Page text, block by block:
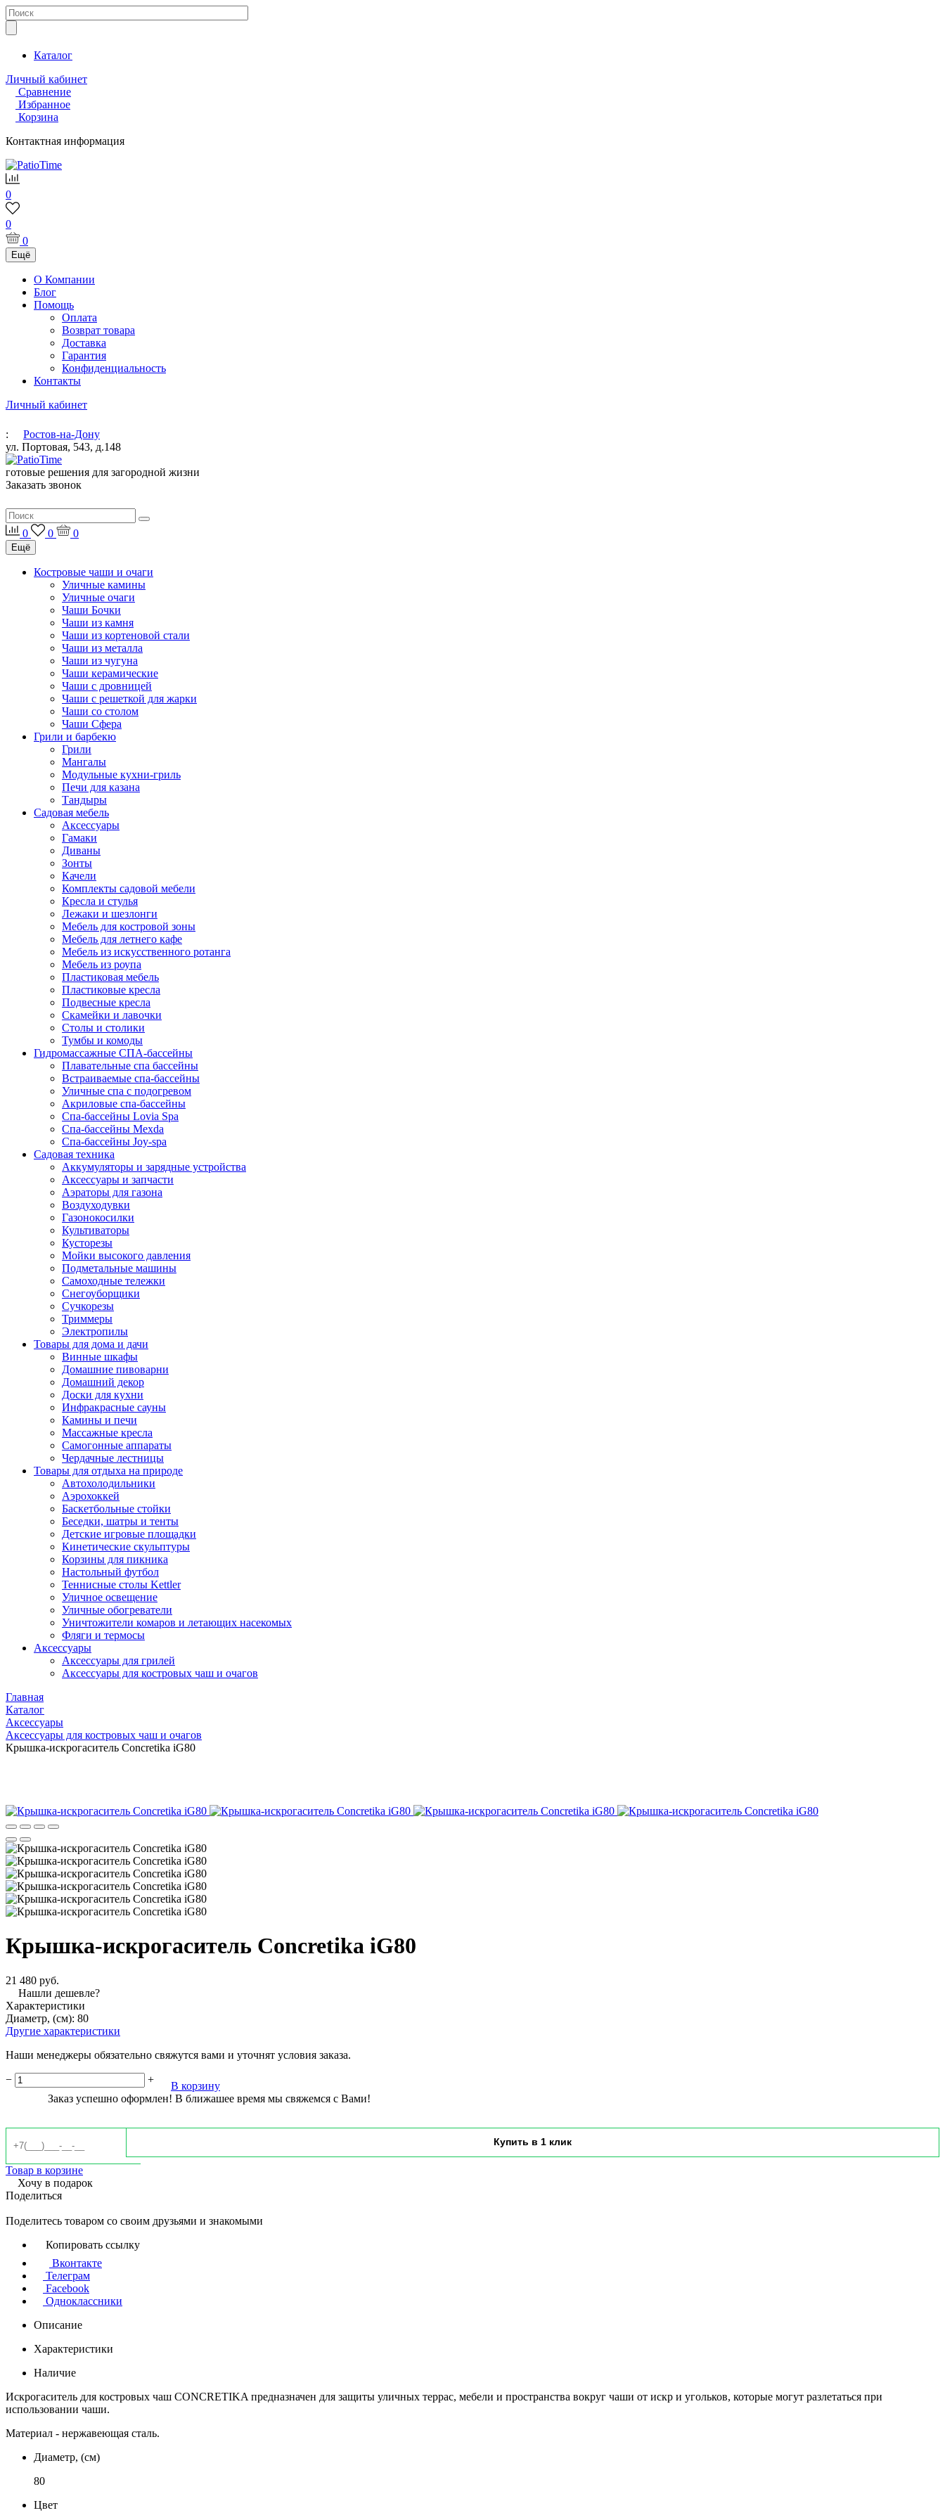
Каталог
Личный кабинет
Сравнение
Избранное
Корзина
Контактная информация
0
0
0
Ещё
О Компании
Блог
Помощь
Оплата
Возврат товара
Доставка
Гарантия
Конфиденциальность
Контакты
Личный кабинет
:
Ростов-на-Дону
ул. Портовая, 543, д.148
готовые решения для загородной жизни
Заказать звонок
0 0 0
Ещё
Костровые чаши и очаги
Уличные камины
Уличные очаги
Чаши Бочки
Чаши из камня
Чаши из кортеновой стали
Чаши из металла
Чаши из чугуна
Чаши керамические
Чаши с дровницей
Чаши с решеткой для жарки
Чаши со столом
Чаши Сфера
Грили и барбекю
Грили
Мангалы
Модульные кухни-гриль
Печи для казана
Тандыры
Садовая мебель
Аксессуары
Гамаки
Диваны
Зонты
Качели
Комплекты садовой мебели
Кресла и стулья
Лежаки и шезлонги
Мебель для костровой зоны
Мебель для летнего кафе
Мебель из искусственного ротанга
Мебель из роупа
Пластиковая мебель
Пластиковые кресла
Подвесные кресла
Скамейки и лавочки
Столы и столики
Тумбы и комоды
Гидромассажные СПА-бассейны
Плавательные спа бассейны
Встраиваемые спа-бассейны
Уличные спа с подогревом
Акриловые спа-бассейны
Спа-бассейны Lovia Spa
Спа-бассейны Mexda
Спа-бассейны Joy-spa
Садовая техника
Аккумуляторы и зарядные устройства
Аксессуары и запчасти
Аэраторы для газона
Воздуходувки
Газонокосилки
Культиваторы
Кусторезы
Мойки высокого давления
Подметальные машины
Самоходные тележки
Снегоуборщики
Сучкорезы
Триммеры
Электропилы
Товары для дома и дачи
Винные шкафы
Домашние пивоварни
Домашний декор
Доски для кухни
Инфракрасные сауны
Камины и печи
Массажные кресла
Самогонные аппараты
Чердачные лестницы
Товары для отдыха на природе
Автохолодильники
Аэрохоккей
Баскетбольные стойки
Беседки, шатры и тенты
Детские игровые площадки
Кинетические скульптуры
Корзины для пикника
Настольный футбол
Теннисные столы Kettler
Уличное освещение
Уличные обогреватели
Уничтожители комаров и летающих насекомых
Фляги и термосы
Аксессуары
Аксессуары для грилей
Аксессуары для костровых чаш и очагов
Главная
Каталог
Аксессуары
Аксессуары для костровых чаш и очагов
Крышка-искрогаситель Concretika iG80
Крышка-искрогаситель Concretika iG80
21 480 руб.
Нашли дешевле?
Характеристики
Диаметр, (см): 80
Другие характеристики
Наши менеджеры обязательно свяжутся вами и уточнят условия заказа.
− +
В корзину
Заказ успешно оформлен! В ближашее время мы свяжемся с Вами!
Товар в корзине
Хочу в подарок
Поделиться
Поделитесь товаром со своим друзьями и знакомыми
Копировать ссылку
Вконтакте
Телеграм
Facebook
Одноклассники
Описание
Характеристики
Наличие
Искрогаситель для костровых чаш CONCRETIKA предназначен для защиты уличных террас, мебели и пространства вокруг чаши от искр и угольков, которые могут разлетаться при
использовании чаши.
Материал - нержавеющая сталь.
Диаметр, (см)
80
Цвет